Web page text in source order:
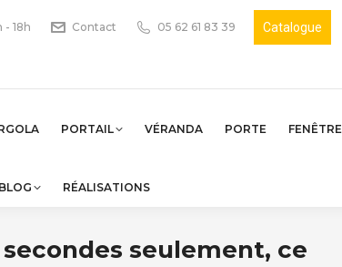
- 18h Contact 05 62 61 83 39 Catalogue
PORTAIL VÉRANDA PORTE FENÊTRE
BLOG RÉALISATIONS
seulement, ce